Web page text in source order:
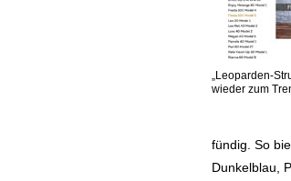
„Leoparden-
wieder zum
fündig. So
Dunkelblau,